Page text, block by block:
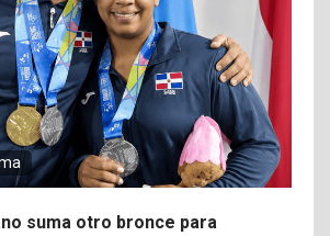
suma otro bronce para